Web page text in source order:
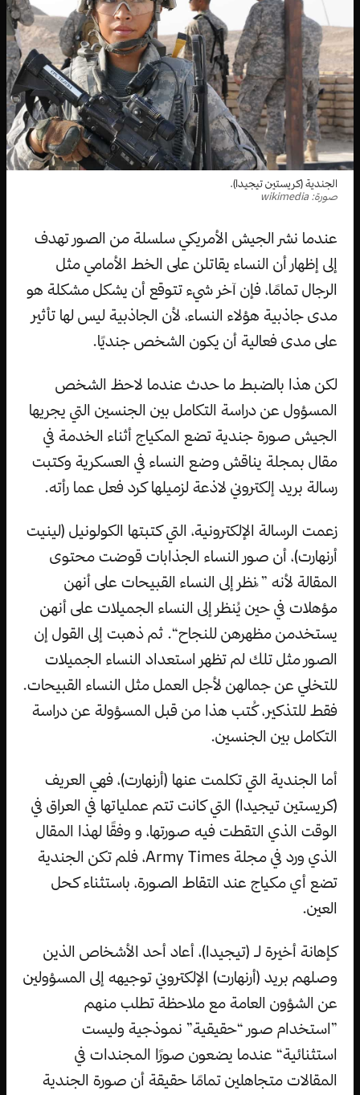
الجندية (كريستين تيجيدا).
صورة: wikimedia
عندما نشر الجيش الأمريكي سلسلة من الصور تهدف
إلى إظهار أن النساء يقاتلن على الخط الأمامي مثل
الرجال تمامًا، فإن آخر شيء تتوقع أن يشكل مشكلة هو
مدى جاذبية هؤلاء النساء، لأن الجاذبية ليس لها تأثير
على مدى فعالية أن يكون الشخص جنديًا.
لكن هذا بالضبط ما حدث عندما لاحظ الشخص
المسؤول عن دراسة التكامل بين الجنسين التي يجريها
الجيش صورة جندية تضع المكياج أثناء الخدمة في
مقال بمجلة يناقش وضع النساء في العسكرية وكتبت
رسالة بريد إلكتروني لاذعة لزميلها كرد فعل عما رأته.
زعمت الرسالة الإلكترونية، التي كتبتها الكولونيل (لينيت
أرنهارت)، أن صور النساء الجذابات قوضت محتوى
المقالة لأنه ” ُنظر إلى النساء القبيحات على أنهن
مؤهلات في حين يُنظر إلى النساء الجميلات على أنهن
يستخدمن مظهرهن للنجاح“. ثم ذهبت إلى القول إن
الصور مثل تلك لم تظهر استعداد النساء الجميلات
للتخلي عن جمالهن لأجل العمل مثل النساء القبيحات.
فقط للتذكير، كُتب هذا من قبل المسؤولة عن دراسة
التكامل بين الجنسين.
أما الجندية التي تكلمت عنها (أرنهارت)، فهي العريف
(كريستين تيجيدا) التي كانت تتم عملياتها في العراق في
الوقت الذي التقطت فيه صورتها، و وفقًا لهذا المقال
الذي ورد في مجلة Army Times، فلم تكن الجندية
تضع أي مكياج عند التقاط الصورة، باستثناء كحل
العين.
كإهانة أخيرة لـ (تيجيدا)، أعاد أحد الأشخاص الذين
وصلهم بريد (أرنهارت) الإلكتروني توجيهه إلى المسؤولين
عن الشؤون العامة مع ملاحظة تطلب منهم
”استخدام صور “حقيقية” نموذجية وليست
استثنائية“ عندما يضعون صورًا المجندات في
المقالات متجاهلين تمامًا حقيقة أن صورة الجندية